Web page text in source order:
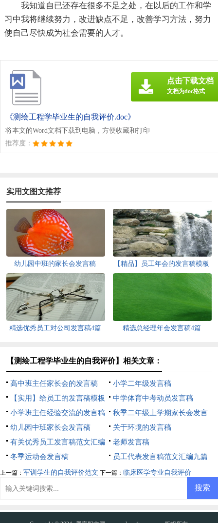
我知道自已还存在很多不足之处，在以后的工作和学
习中我将继续努力，改进缺点不足，改善学习方法，努力
使自己尽快成为社会需要的人才。
《测绘工程学毕业生的自我评价.doc》
将本文的Word文档下载到电脑，方便收藏和打印
推荐度：
点击下载文档
文档为doc格式
实用文图文推荐
幼儿园中班的家长会发言稿
【精品】员工年会的发言稿模板
汇总八篇
精选优秀员工对公司发言稿4篇 精选总经理年会发言稿4篇
【测绘工程学毕业生的自我评价】相关文章：
高中班主任家长会的发言稿
小学二年级发言稿
【实用】给员工的发言稿模板
汇总8篇
中学体育中考动员发言稿
小学班主任经验交流的发言稿
秋季二年级上学期家长会发言
稿范文
幼儿园中班家长会发言稿
关于环境的发言稿
有关优秀员工发言稿范文汇编
8篇
老师发言稿
冬季运动会发言稿
员工代表发言稿范文汇编九篇
上一篇： 军训学生的自我评价范文 下一篇： 临床医学专业自我评价